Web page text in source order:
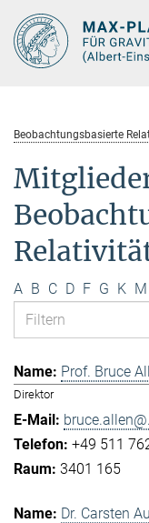
Hauptinhalt
Beobachtungsbasierte
A B C D F G K M
Prof. Bruce
Direktor
+49 511
3401 165
Dr. Carsten